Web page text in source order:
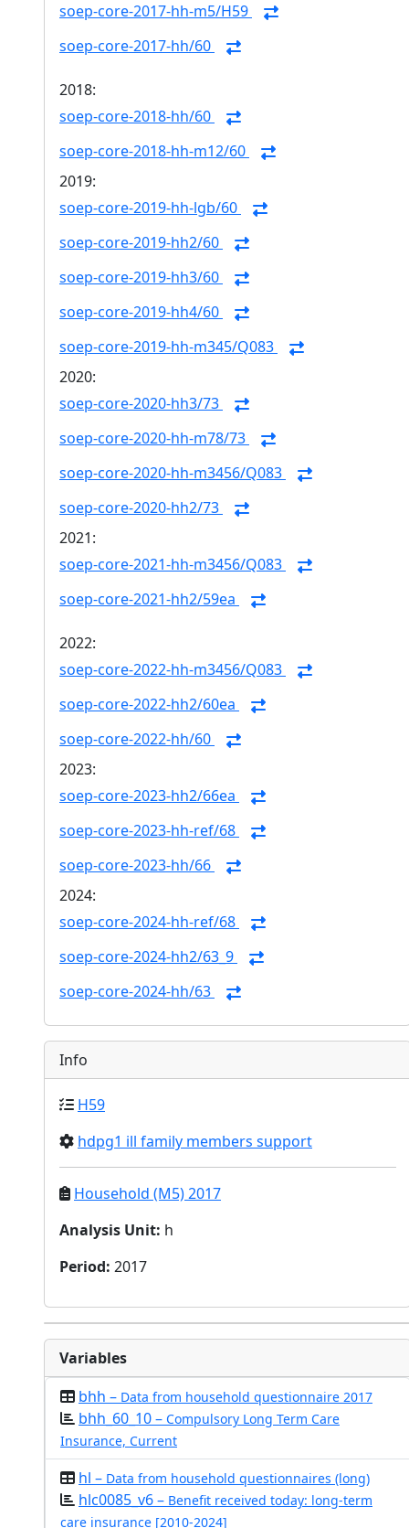
soep-core-2017-hh-m5/H59
soep-core-2017-hh/60
2018:
soep-core-2018-hh/60
soep-core-2018-hh-m12/60
2019:
soep-core-2019-hh-lgb/60
soep-core-2019-hh2/60
soep-core-2019-hh3/60
soep-core-2019-hh4/60
soep-core-2019-hh-m345/Q083
2020:
soep-core-2020-hh3/73
soep-core-2020-hh-m78/73
soep-core-2020-hh-m3456/Q083
soep-core-2020-hh2/73
2021:
soep-core-2021-hh-m3456/Q083
soep-core-2021-hh2/59ea
2022:
soep-core-2022-hh-m3456/Q083
soep-core-2022-hh2/60ea
soep-core-2022-hh/60
2023:
soep-core-2023-hh2/66ea
soep-core-2023-hh-ref/68
soep-core-2023-hh/66
2024:
soep-core-2024-hh-ref/68
soep-core-2024-hh2/63_9
soep-core-2024-hh/63
Info
H59
hdpg1 ill family members support
Household (M5) 2017
Analysis Unit: h
Period: 2017
Variables
bhh – Data from household questionnaire 2017
bhh_60_10 – Compulsory Long Term Care
Insurance, Current
hl – Data from household questionnaires (long)
hlc0085_v6 – Benefit received today: long-term
care insurance [2010-2024]